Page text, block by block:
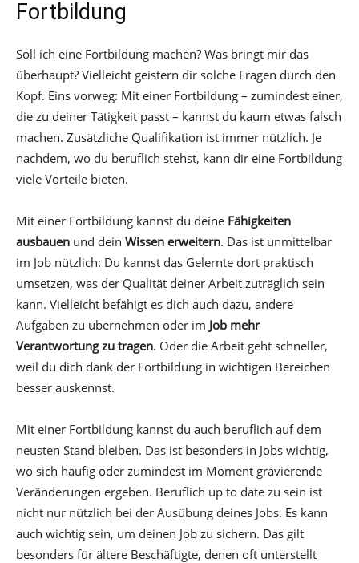
Fortbildung
Soll ich eine Fortbildung machen? Was bringt mir das
überhaupt? Vielleicht geistern dir solche Fragen durch den
Kopf. Eins vorweg: Mit einer Fortbildung – zumindest einer,
die zu deiner Tätigkeit passt – kannst du kaum etwas falsch
machen. Zusätzliche Qualifikation ist immer nützlich. Je
nachdem, wo du beruflich stehst, kann dir eine Fortbildung
viele Vorteile bieten.
Mit einer Fortbildung kannst du deine Fähigkeiten
ausbauen und dein Wissen erweitern. Das ist unmittelbar
im Job nützlich: Du kannst das Gelernte dort praktisch
umsetzen, was der Qualität deiner Arbeit zuträglich sein
kann. Vielleicht befähigt es dich auch dazu, andere
Aufgaben zu übernehmen oder im Job mehr
Verantwortung zu tragen. Oder die Arbeit geht schneller,
weil du dich dank der Fortbildung in wichtigen Bereichen
besser auskennst.
Mit einer Fortbildung kannst du auch beruflich auf dem
neusten Stand bleiben. Das ist besonders in Jobs wichtig,
wo sich häufig oder zumindest im Moment gravierende
Veränderungen ergeben. Beruflich up to date zu sein ist
nicht nur nützlich bei der Ausübung deines Jobs. Es kann
auch wichtig sein, um deinen Job zu sichern. Das gilt
besonders für ältere Beschäftigte, denen oft unterstellt